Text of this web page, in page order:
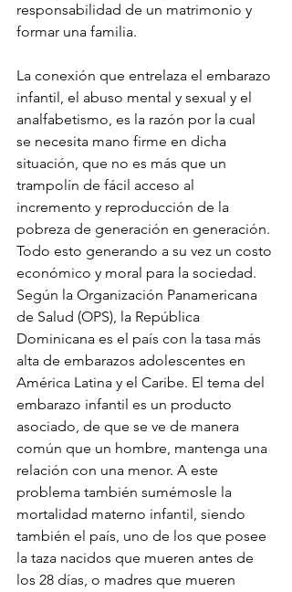
responsabilidad de un matrimonio y
formar una familia.
La conexión que entrelaza el embarazo
infantil, el abuso mental y sexual y el
analfabetismo, es la razón por la cual
se necesita mano firme en dicha
situación, que no es más que un
trampolín de fácil acceso al
incremento y reproducción de la
pobreza de generación en generación.
Todo esto generando a su vez un costo
económico y moral para la sociedad.
Según la Organización Panamericana
de Salud (OPS), la República
Dominicana es el país con la tasa más
alta de embarazos adolescentes en
América Latina y el Caribe. El tema del
embarazo infantil es un producto
asociado, de que se ve de manera
común que un hombre, mantenga una
relación con una menor. A este
problema también sumémosle la
mortalidad materno infantil, siendo
también el país, uno de los que posee
la taza nacidos que mueren antes de
los 28 días, o madres que mueren